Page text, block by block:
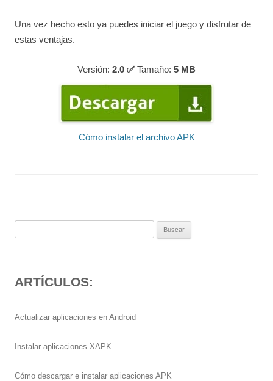
Una vez hecho esto ya puedes iniciar el juego y disfrutar de
estas ventajas.
Versión: 2.0 ✅ Tamaño: 5 MB
Cómo instalar el archivo APK
ARTÍCULOS:
Actualizar aplicaciones en Android
Instalar aplicaciones XAPK
Cómo descargar e instalar aplicaciones APK